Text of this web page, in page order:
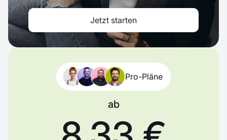
Jetzt starten
Pro-Pläne
ab